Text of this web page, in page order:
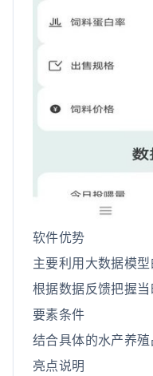
软件优势
主要利用大数据模
根据数据反馈把握
要素条件
结合具体的水产养
亮点说明